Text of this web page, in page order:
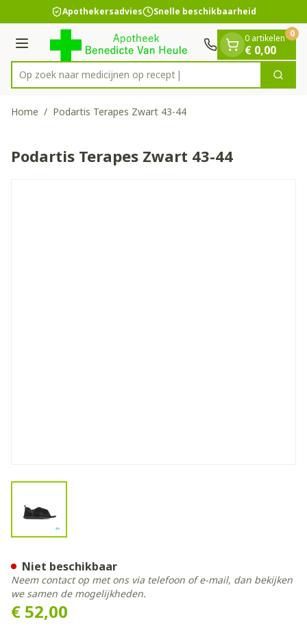
Ga naar de inhoud
1 van 1 Apothekersadvies Snelle beschikbaarheid
Menu
Product, merk, categorie...
Op zoek naar medicijnen op recept? Zoek
0 artikelen
€ 0,00
0
Home / Podartis Terapes Zwart 43-44
Podartis Terapes Zwart 43-44
€ 52,00
Niet beschikbaar
Neem contact op met ons via telefoon of e-mail, dan bekijken
we samen de mogelijkheden.